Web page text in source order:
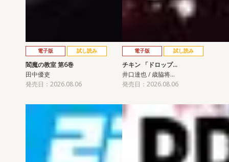
電子版 試し読み
閻魔の教室 第6巻
田中優吏
発売日：2026.08.06
電子版 試し読み
チキン 「ドロップ…
井口達也 / 歳脇将…
発売日：2026.08.06